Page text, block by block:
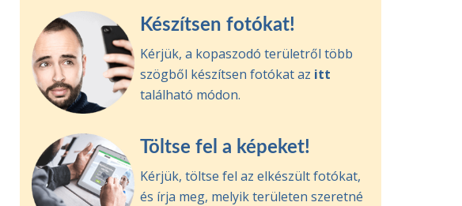
Készítsen fotókat!
Kérjük, a kopaszodó területről több
szögből készítsen fotókat az itt
található módon.
Töltse fel a képeket!
Kérjük, töltse fel az elkészült fotókat,
és írja meg, melyik területen szeretné